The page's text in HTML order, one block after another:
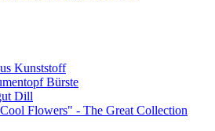
Kunststoff
Bürste
Dill
Flowers" - The Great Collection